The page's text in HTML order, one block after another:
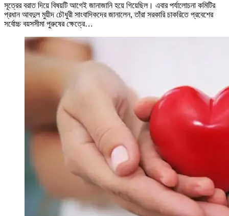
সূত্রের বরাত দিয়ে বিষয়টি আগেই জানাজানি হয়ে গিয়েছিল। এবার পর্যালোচনা কমিটির
প্রধান আবদুল মুয়ীদ চৌধুরী সাংবাদিকদের জানালেন, তাঁরা সরকারি চাকরিতে প্রবেশের
সর্বোচ্চ বয়সসীমা পুরুষের ক্ষেত্রে…